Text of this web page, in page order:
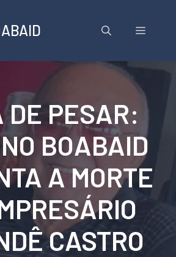
Menu
DE PESAR:
BOABAID
A MORTE
CASTRO